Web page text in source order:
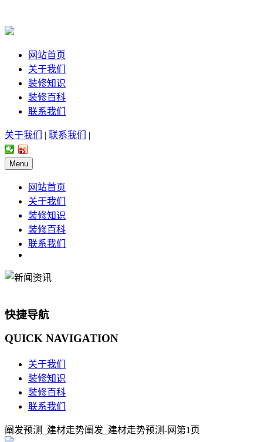
网站首页
关于我们
装修知识
装修百科
联系我们
关于我们 | 联系我们 |
Menu
网站首页
关于我们
装修知识
装修百科
联系我们
快捷导航
QUICK NAVIGATION
关于我们
装修知识
装修百科
联系我们
阐发预测_建材走势阐发_建材走势预测-网第1页